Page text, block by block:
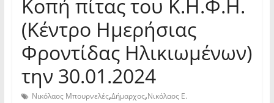
Κοπή πίτας του Κ.Η.Φ.Η.
(Κέντρο Ημερήσιας
Φροντίδας Ηλικιωμένων)
την 30.01.2024
Νικόλαος Μπουρνελές,Δήμαρχος,Νικόλαος Ε.